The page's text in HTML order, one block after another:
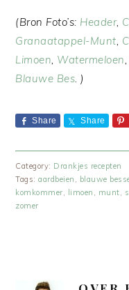
(Bron Foto’s: Header,
Granaatappel-Munt,
Limoen, Watermeloen,
Blauwe Bes. )
Share Share
Category: Drankjes recepten
Tags:aardbeien , blauwe
komkommer, limoen , munt,
zomer